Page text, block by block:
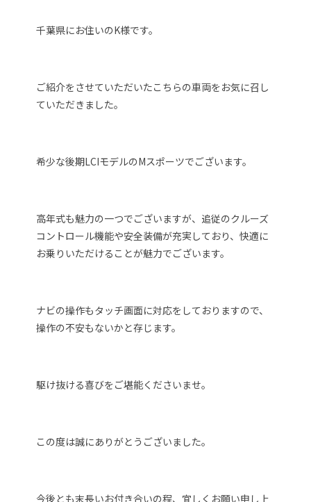
千葉県にお住いのK様です。
ご紹介をさせていただいたこちらの車両をお気に召し
ていただきました。
希少な後期LCIモデルのMスポーツでございます。
高年式も魅力の一つでございますが、追従のクルーズ
コントロール機能や安全装備が充実しており、快適に
お乗りいただけることが魅力でございます。
ナビの操作もタッチ画面に対応をしておりますので、
操作の不安もないかと存じます。
駆け抜ける喜びをご堪能くださいませ。
この度は誠にありがとうございました。
今後とも末長いお付き合いの程、宜しくお願い申し上